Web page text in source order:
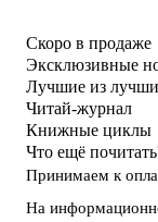
Скоро в продаже
Эксклюзивные
Лучшие из
Читай-журнал
Книжные циклы
Что ещё
Принимаем к
На